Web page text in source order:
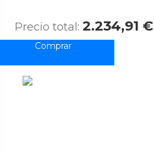
Precio total: 2.234,91 €